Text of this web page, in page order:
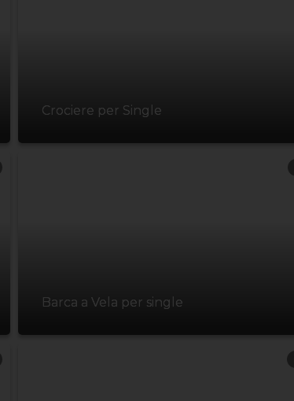
Crociere per Single
Barca a Vela per single